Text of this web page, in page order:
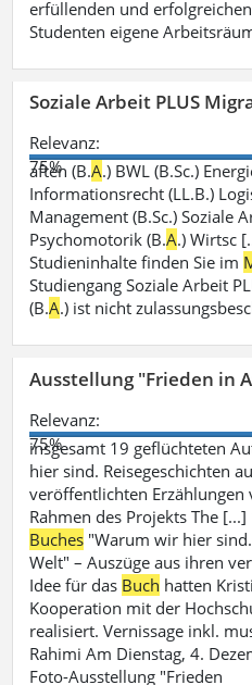
erfüllenden und
Studenten eigene
Soziale Arbeit PLUS
Relevanz:
75%
aften (B.A.) BWL (B.Sc.)
Informationsrecht (LL.B.)
Management (B.Sc.) Soziale
Psychomotorik (B.A.) Wirtsc
Studieninhalte finden Sie im
Studiengang Soziale Arbeit
(B.A.) ist nicht
Ausstellung "Frieden in
Relevanz:
75%
insgesamt 19 geflüchteten
hier sind. Reisegeschichten
veröffentlichten Erzählungen
Rahmen des Projekts The
Buches "Warum wir hier
Welt" – Auszüge aus ihren
Idee für das Buch hatten
Kooperation mit der
realisiert. Vernissage inkl.
Rahimi Am Dienstag, 4.
Foto-Ausstellung "Frieden